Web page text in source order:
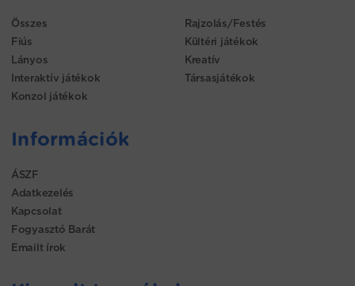
Összes
Fiús
Lányos
Interaktív játékok
Konzol játékok
Rajzolás/Festés
Kültéri játékok
Kreatív
Társasjátékok
Információk
ÁSZF
Adatkezelés
Kapcsolat
Fogyasztó Barát
Emailt írok